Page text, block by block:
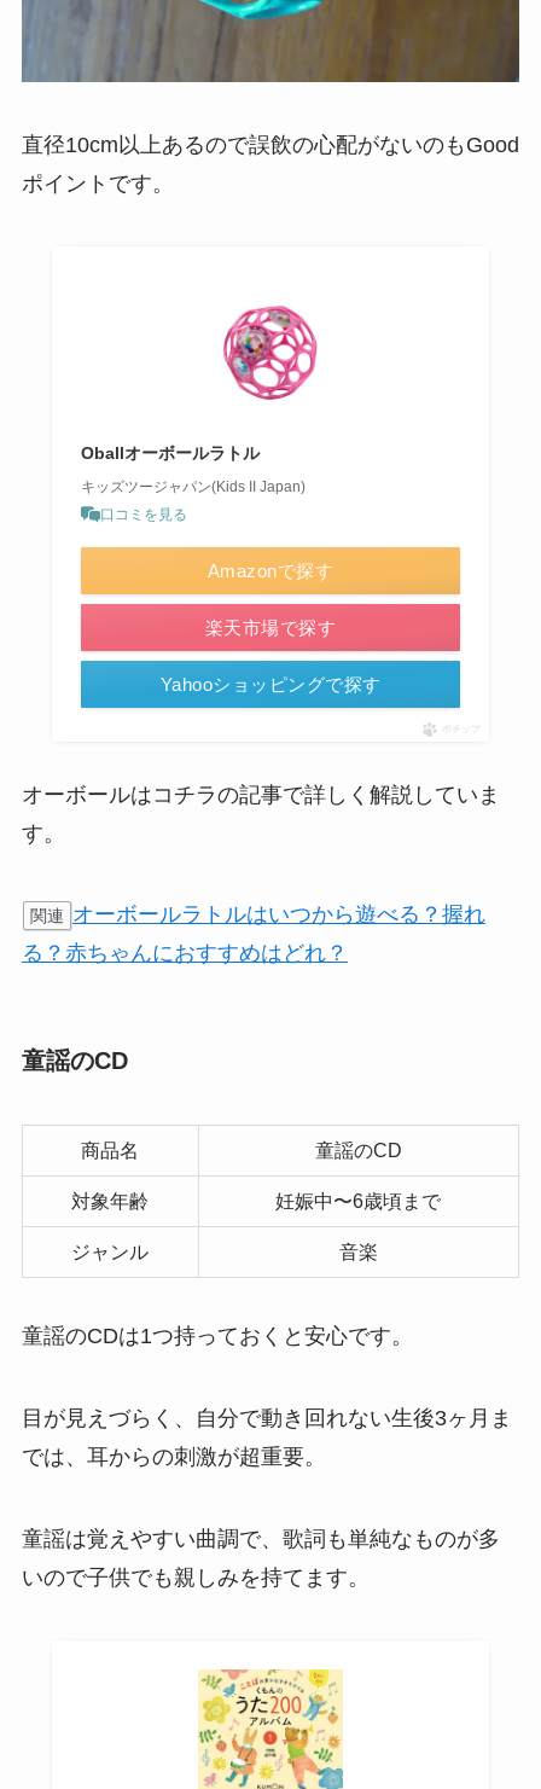
直径10cm以上あるので誤飲の心配がないのもGood
ポイントです。
Oballオーボールラトル
キッズツージャパン(Kids II Japan)
口コミを見る
Amazonで探す
楽天市場で探す
Yahooショッピングで探す
ポチップ
オーボールはコチラの記事で詳しく解説していま
す。
関連 オーボールラトルはいつから遊べる？握れ
る？赤ちゃんにおすすめはどれ？
童謡のCD
商品名 童謡のCD
対象年齢 妊娠中〜6歳頃まで
ジャンル 音楽
童謡のCDは1つ持っておくと安心です。
目が見えづらく、自分で動き回れない生後3ヶ月ま
では、耳からの刺激が超重要。
童謡は覚えやすい曲調で、歌詞も単純なものが多
いので子供でも親しみを持てます。